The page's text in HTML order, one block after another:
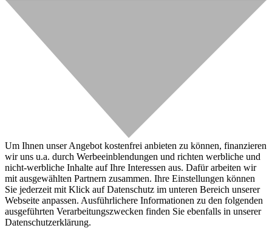
Um Ihnen unser Angebot kostenfrei anbieten zu können, finanzieren
wir uns u.a. durch Werbeeinblendungen und richten werbliche und
nicht-werbliche Inhalte auf Ihre Interessen aus. Dafür arbeiten wir
mit ausgewählten Partnern zusammen. Ihre Einstellungen können
Sie jederzeit mit Klick auf Datenschutz im unteren Bereich unserer
Webseite anpassen. Ausführlichere Informationen zu den folgenden
ausgeführten Verarbeitungszwecken finden Sie ebenfalls in unserer
Datenschutzerklärung.